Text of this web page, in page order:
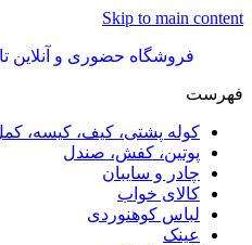
Skip to main content
فروشگاه حضوری و آنلاین
فهرست
کوله پشتی، کیف، کیسه،
پوتین، کفش، صندل
چادر و سایبان
کالای خواب
لباس کوهنوردی
عینک